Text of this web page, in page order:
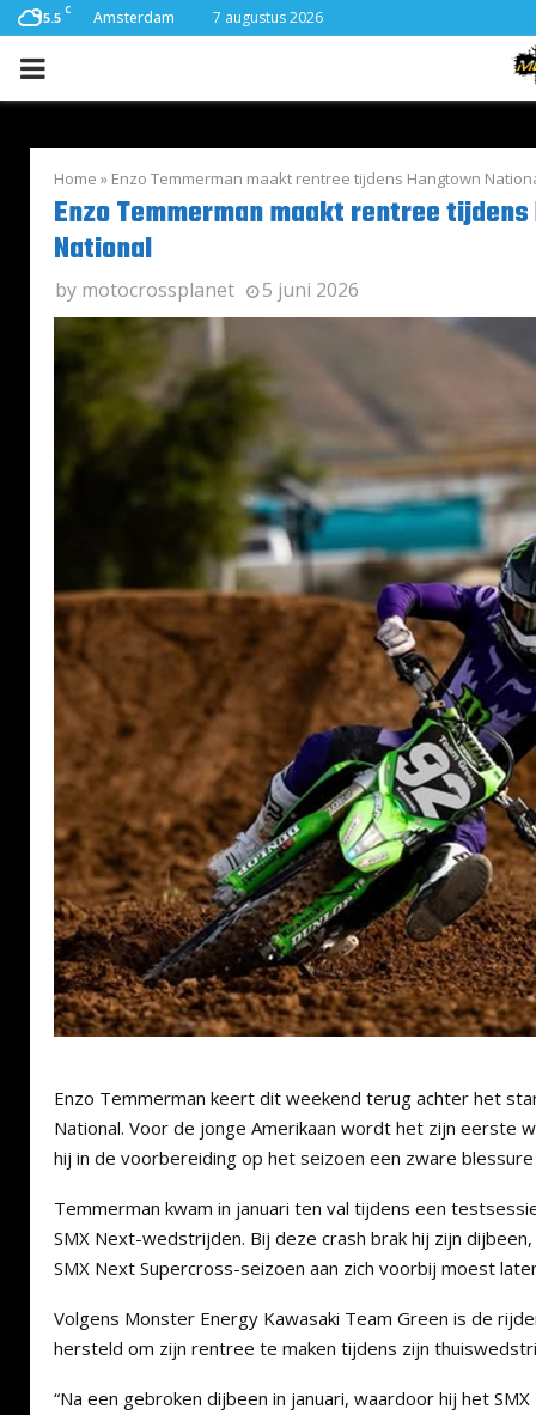
15.5 C Amsterdam 7 augustus 2026
PRIMARY
Home » Enzo Temmerman maakt rentree tijdens Hangtown
Enzo Temmerman maakt rentree
National
by motocrossplanet 5 juni 2026
Enzo Temmerman keert dit weekend terug achter het
National. Voor de jonge Amerikaan wordt het zijn eerste
hij in de voorbereiding op het seizoen een zware
Temmerman kwam in januari ten val tijdens een
SMX Next-wedstrijden. Bij deze crash brak hij zijn
SMX Next Supercross-seizoen aan zich voorbij moest
Volgens Monster Energy Kawasaki Team Green is de
hersteld om zijn rentree te maken tijdens zijn
“Na een gebroken dijbeen in januari, waardoor hij het